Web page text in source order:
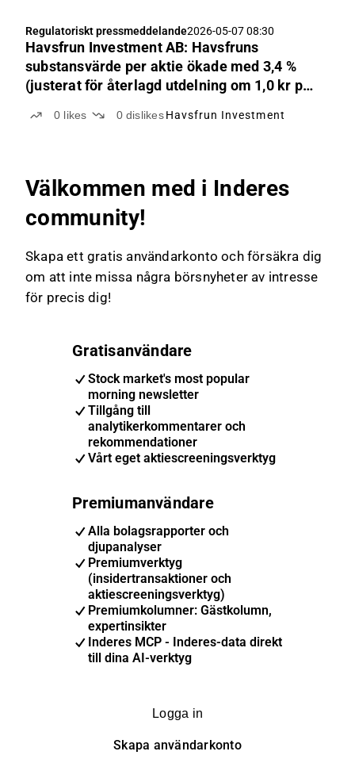
Regulatoriskt pressmeddelande2026-05-07 08:30
Havsfrun Investment AB: Havsfruns
substansvärde per aktie ökade med 3,4 %
(justerat för återlagd utdelning om 1,0 kr per
0 likes 0 dislikes Havsfrun Investment
Välkommen med i Inderes
community!
Skapa ett gratis användarkonto och försäkra dig
om att inte missa några börsnyheter av intresse
för precis dig!
Gratisanvändare
Stock market's most popular
morning newsletter
Tillgång till
analytikerkommentarer och
rekommendationer
Vårt eget aktiescreeningsverktyg
Premiumanvändare
Alla bolagsrapporter och
djupanalyser
Premiumverktyg
(insidertransaktioner och
aktiescreeningsverktyg)
Premiumkolumner: Gästkolumn,
expertinsikter
Inderes MCP - Inderes-data direkt
till dina AI-verktyg
Logga in
Skapa användarkonto